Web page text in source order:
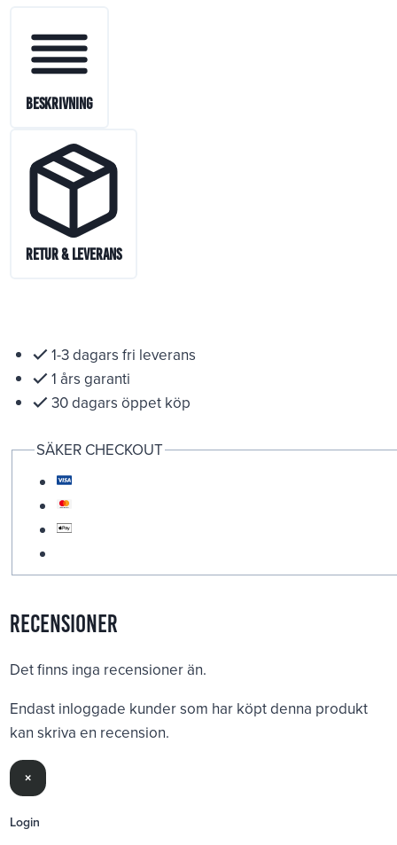
Beskrivning
Retur & Leverans
1-3 dagars fri leverans
1 års garanti
30 dagars öppet köp
SÄKER CHECKOUT
Recensioner
Det finns inga recensioner än.
Endast inloggade kunder som har köpt denna produkt
kan skriva en recension.
×
Login